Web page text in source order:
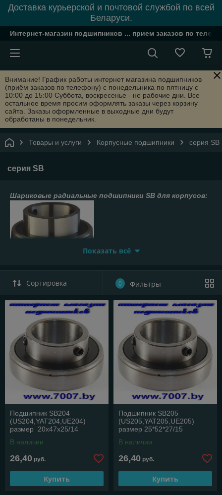
Доставка курьерской и почтовой службой по всей
Беларуси.
Интернет-магазин подшипников ... прием заказов по
Внимание! График работы интернет магазина подшипников
(приём заказов по телефону) с понедельника по пятницу с
10:00 до 15:00 Суббота, воскресенье - не рабочие дни. Все
остальное время просим оформлять заказы через корзину
сайта. Заказы оформленные в выходные дни будут
обработаны в понедельник.
Товары и услуги Корпусные подшипники серия SB
серия SB
Шариковые радиальные подшипники SB для корпусов:
Показать всё
Сортировка 0 Фильтры
Подшипник SB204
(US204,YAT204,UE204)
размер 20x47x25/14
В наличии
26,40 руб.
Купить
Подшипник SB205
(US205,YAT205,UE205)
размер 25*52*27/15
В наличии
26,40 руб.
Купить